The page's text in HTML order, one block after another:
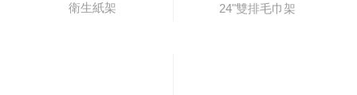
衛生紙架 24"雙排毛巾架